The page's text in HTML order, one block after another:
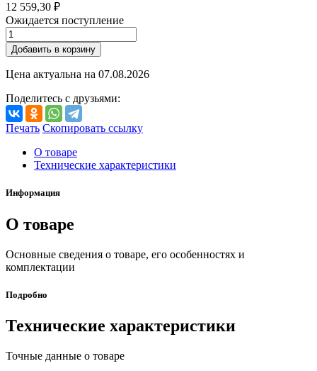
12 559,30 ₽
Ожидается поступление
Добавить в корзину
Цена актуальна на 07.08.2026
Поделитесь с друзьями:
Печать Скопировать ссылку
О товаре
Технические характеристики
Информация
О товаре
Основные сведения о товаре, его особенностях и
комплектации
Подробно
Технические характеристики
Точные данные о товаре